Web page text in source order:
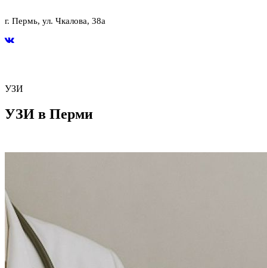
г. Пермь, ул. Чкалова, 38а
УЗИ
УЗИ в Перми